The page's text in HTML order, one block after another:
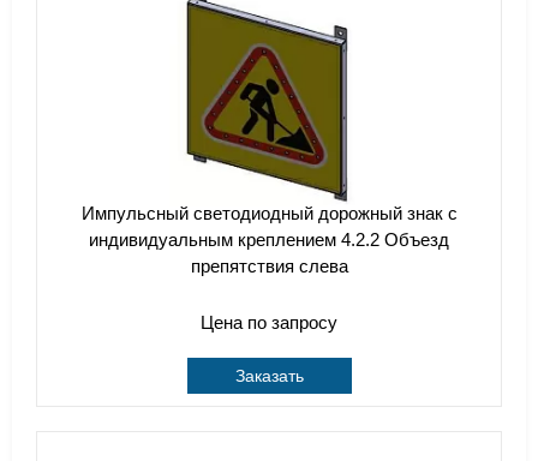
Импульсный cветодиодный дорожный знак с
индивидуальным креплением 4.2.2 Объезд
препятствия слева
Цена по запросу
Заказать